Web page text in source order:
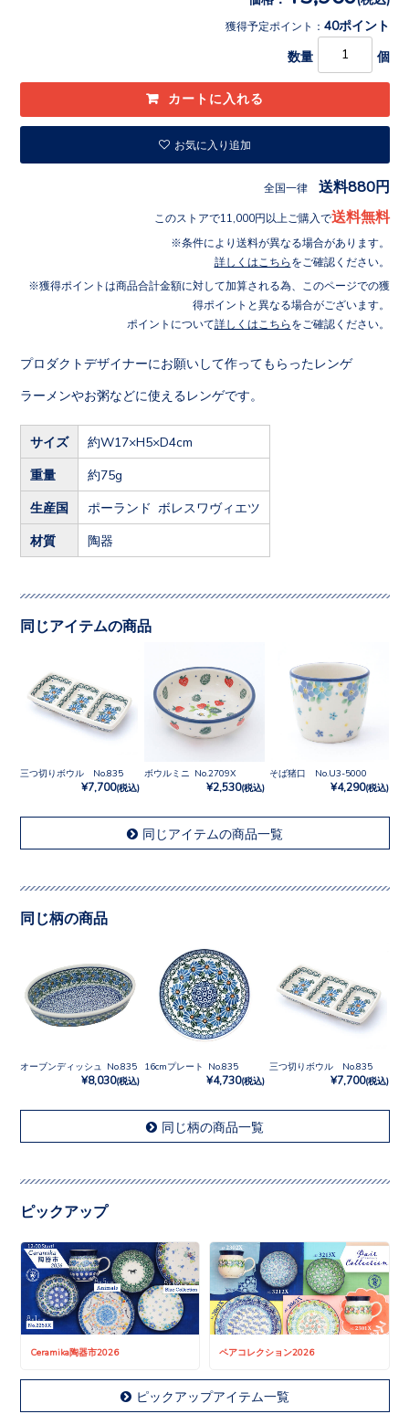
獲得予定ポイント： 40ポイント
数量 個
お気に入り追加
全国一律 送料880円
このストアで11,000円以上ご購入で送料無料
条件により送料が異なる場合があります。
詳しくはこちら をご確認ください。
獲得ポイントは商品合計金額に対して加算される為、このページでの獲
得ポイントと異なる場合がございます。
ポイントについて詳しくはこちら をご確認ください。
プロダクトデザイナーにお願いして作ってもらったレンゲ
ラーメンやお粥などに使えるレンゲです。
サイズ 約W17×H5×D4cm
重量 約75g
生産国 ポーランド ボレスワヴィエツ
材質 陶器
同じアイテムの商品
三つ切りボウル No.835
¥7,700(税込)
ボウルミニ No.2709X
¥2,530(税込)
そば猪口 No.U3-5000
¥4,290(税込)
同じアイテムの商品一覧
同じ柄の商品
オーブンディッシュ No.835
¥8,030(税込)
16cmプレート No.835
¥4,730(税込)
三つ切りボウル No.835
¥7,700(税込)
同じ柄の商品一覧
ピックアップ
Ceramika陶器市2026 ペアコレクション2026
ピックアップアイテム一覧